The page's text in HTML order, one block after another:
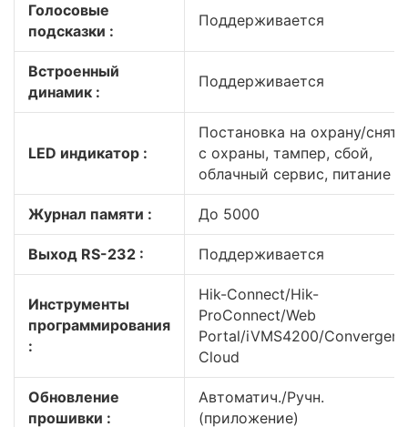
Голосовые
подсказки :
Поддерживается
Встроенный
динамик :
Поддерживается
LED индикатор :
Постановка на охрану/
с охраны, тампер, сбой,
облачный сервис, питание
Журнал памяти : До 5000
Выход RS-232 : Поддерживается
Инструменты
программирования
:
Hik-Connect/Hik-
ProConnect/Web
Portal/iVMS4200/
Cloud
Обновление
прошивки :
Автоматич./Ручн.
(приложение)